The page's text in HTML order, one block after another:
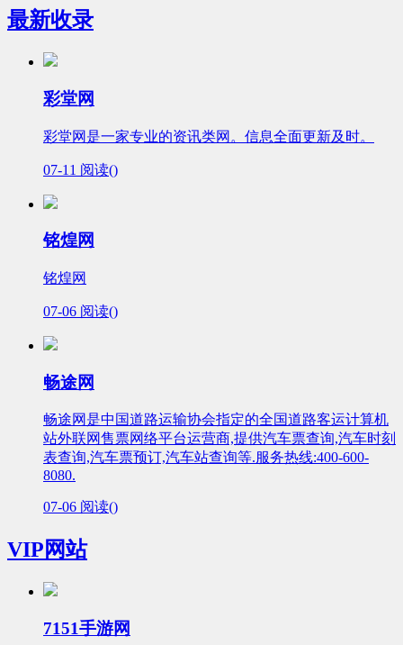
最新收录
彩堂网
彩堂网是一家专业的资讯类网。信息全面更新及时。
07-11 阅读()
铭煌网
铭煌网
07-06 阅读()
畅途网
畅途网是中国道路运输协会指定的全国道路客运计算机
站外联网售票网络平台运营商,提供汽车票查询,汽车时刻
表查询,汽车票预订,汽车站查询等.服务热线:400-600-
8080.
07-06 阅读()
VIP网站
7151手游网